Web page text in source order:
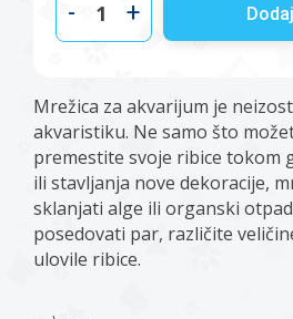
- +
Mrežica za akvarijum je
akvaristiku. Ne samo što
premestite svoje ribice tokom
ili stavljanja nove dekoracije,
sklanjati alge ili organski
posedovati par, različite
ulovile ribice.